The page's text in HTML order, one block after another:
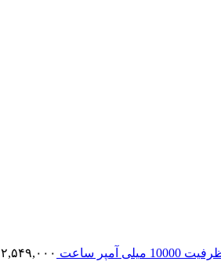
۲,۵۴۹,۰۰۰